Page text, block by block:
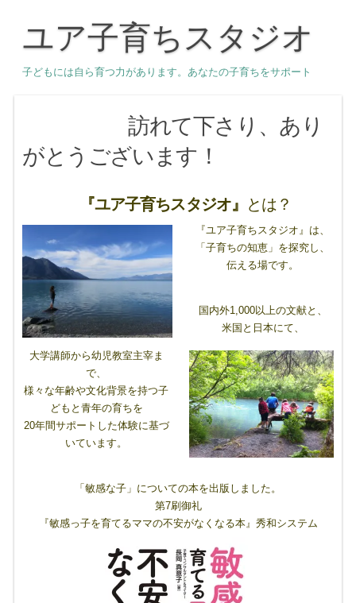
ユア子育ちスタジオ
子どもには自ら育つ力があります。あなたの子育ちをサポート
訪れて下さり、あり
がとうございます！
『ユア子育ちスタジオ』 とは？
『ユア子育ちスタジオ』は、
「子育ちの知恵」を探究し、
伝える場です。
国内外1,000以上の文献と、
米国と日本にて、
大学講師から幼児教室主宰ま
で、
様々な年齢や文化背景を持つ子
どもと青年の育ちを
20年間サポートした体験に基づ
いています。
「敏感な子」についての本を出版しました。
第7刷御礼
『敏感っ子を育てるママの不安がなくなる本』秀和システム